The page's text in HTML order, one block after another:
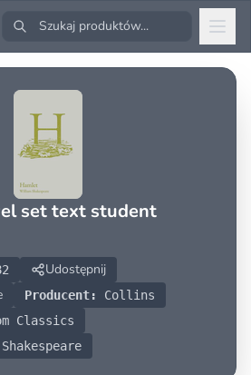
set text student
Udostępnij
Producent:
Collins
Classics